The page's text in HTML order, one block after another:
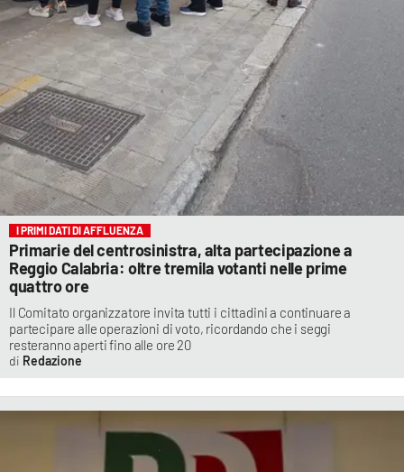
I PRIMI DATI DI AFFLUENZA
Primarie del centrosinistra, alta partecipazione a
Reggio Calabria: oltre tremila votanti nelle prime
quattro ore
Il Comitato organizzatore invita tutti i cittadini a continuare a
partecipare alle operazioni di voto, ricordando che i seggi
resteranno aperti fino alle ore 20
Redazione